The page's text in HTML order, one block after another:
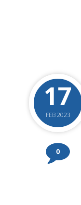
17
FEB 2023
0